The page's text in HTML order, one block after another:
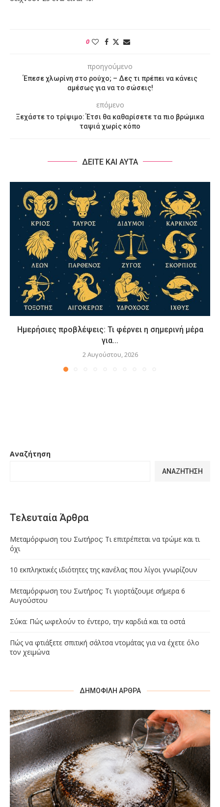
0
προηγούμενο
Έπεσε χλωρίνη στο ρούχο; – Δες τι πρέπει να κάνεις
αμέσως για να το σώσεις!
επόμενο
Ξεχάστε το τρίψιμο: Έτσι θα καθαρίσετε τα πιο βρώμικα
ταψιά χωρίς κόπο
ΔΕΙΤΕ ΚΑΙ ΑΥΤΑ
Ημερήσιες προβλέψεις: Τι φέρνει η σημερινή μέρα
για...
2 Αυγούστου, 2026
Αναζήτηση
ΑΝΑΖΉΤΗΣΗ
Τελευταία Άρθρα
Μεταμόρφωση του Σωτήρος: Τι επιτρέπεται να τρώμε και τι
όχι
10 εκπληκτικές ιδιότητες της κανέλας που λίγοι γνωρίζουν
Μεταμόρφωση του Σωτήρος: Τι γιορτάζουμε σήμερα 6
Αυγούστου
Σύκα: Πώς ωφελούν το έντερο, την καρδιά και τα οστά
Πώς να φτιάξετε σπιτική σάλτσα ντομάτας για να έχετε όλο
τον χειμώνα
ΔΗΜΟΦΙΛΉ ΆΡΘΡΑ